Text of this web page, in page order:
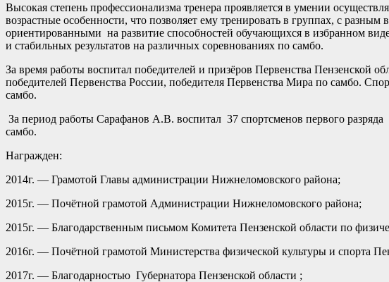
Высокая степень профессионализма тренера проявляется в умении
возрастные особенности, что позволяет ему тренировать в группах, с
ориентированными на развитие способностей обучающихся в избранном
и стабильных результатов на различных соревнованиях по самбо.
За время работы воспитал победителей и призёров Первенства Пензенской
победителей Первенства России, победителя Первенства Мира по самбо.
самбо.
За период работы Сарафанов А.В. воспитал 37 спортсменов первого
самбо.
Награжден:
2014г. — Грамотой Главы администрации
2015г. — Почётной грамотой Администрации Нижнеломовского района;
2015г. — Благодарственным письмом Комитета Пензенской области по
2016г. — Почётной грамотой Министерства физической культуры и спорта
2017г. — Благодарностью Губернатора Пензенской